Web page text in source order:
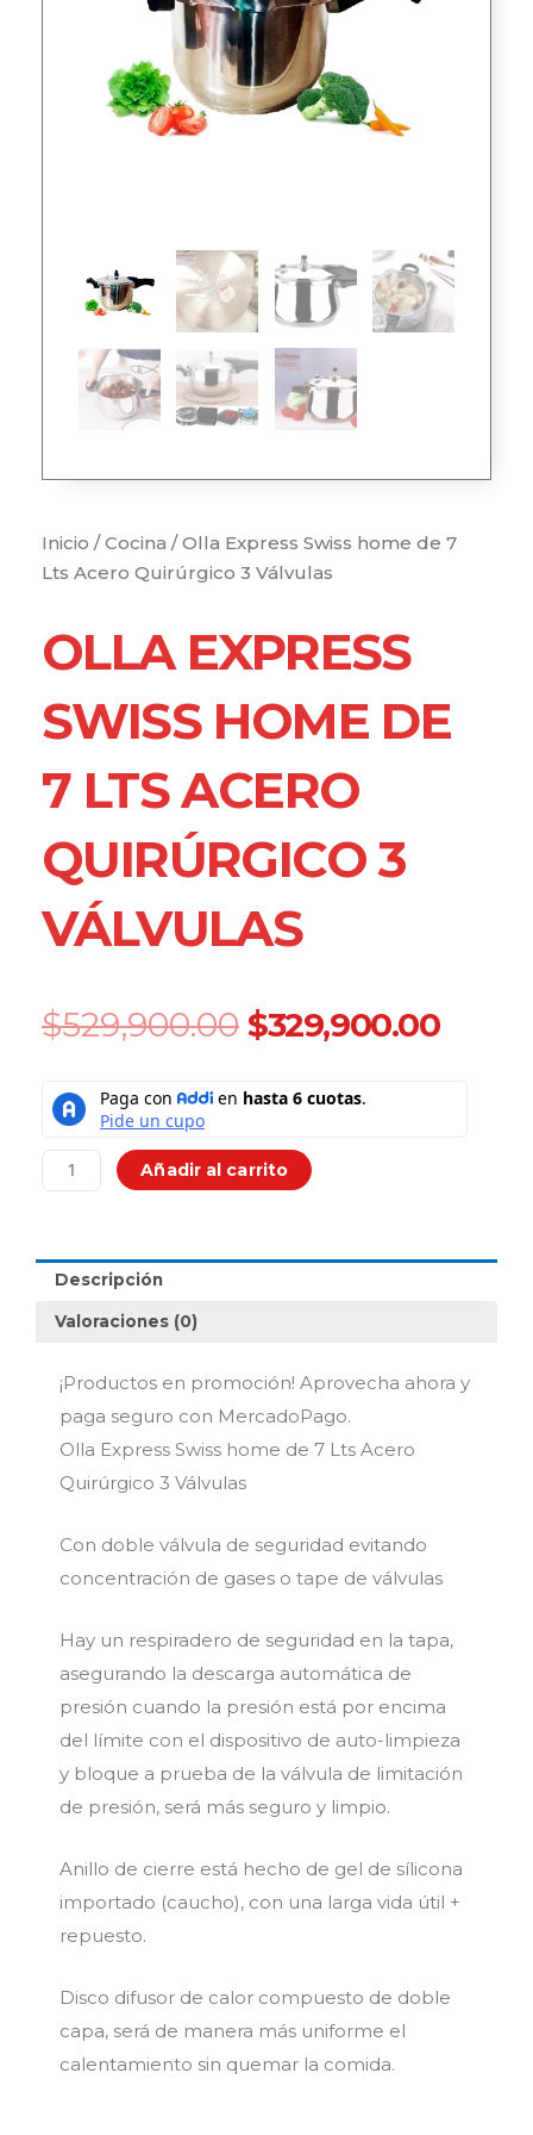
Inicio /Cocina / Olla Express Swiss home de 7
Lts Acero Quirúrgico 3 Válvulas
OLLA EXPRESS
SWISS HOME DE
7 LTS ACERO
QUIRÚRGICO 3
VÁLVULAS
$529,900.00 Original
price
$529,900.00.
$329,900.00
Express
home
de
Acero
Quirúrgico
Añadir al carrito
Descripción
Valoraciones (0)
¡Productos en promoción! Aprovecha ahora y
paga seguro con MercadoPago.
Olla Express Swiss home de 7 Lts Acero
Quirúrgico 3 Válvulas
Con doble válvula de seguridad evitando
concentración de gases o tape de válvulas
Hay un respiradero de seguridad en la tapa,
asegurando la descarga automática de
presión cuando la presión está por encima
del límite con el dispositivo de auto-limpieza
y bloque a prueba de la válvula de limitación
de presión, será más seguro y limpio.
Anillo de cierre está hecho de gel de sílicona
importado (caucho), con una larga vida útil +
repuesto.
Disco difusor de calor compuesto de doble
capa, será de manera más uniforme el
calentamiento sin quemar la comida.